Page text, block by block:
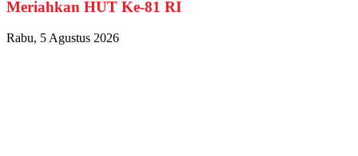
Meriahkan HUT Ke-81 RI
Rabu, 5 Agustus 2026